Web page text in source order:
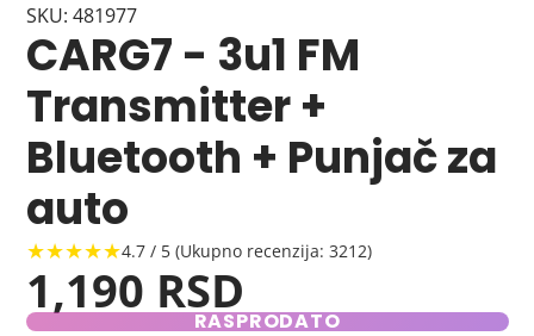
SKU: 481977
CARG7 - 3u1 FM
Transmitter +
Bluetooth + Punjač za
auto
★★★★★4.7 / 5 (Ukupno recenzija: 3212)
1,190 RSD
RASPRODATO